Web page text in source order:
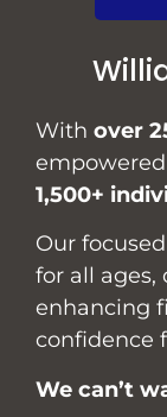
With over
1,500+
Our
for all ages,
enhancing
confidence
We can’t